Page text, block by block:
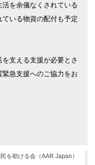
を余儀なくされている
いる物資の配付も予定
支える支援が必要とさ
急支援へのご協力をお
を助ける会（AAR Japan）